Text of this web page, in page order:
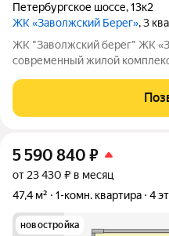
Петербургское шоссе,13к2
ЖК «Заволжский Берег», 3
ЖК "Заволжский берег" ЖК
современный жилой
состоящий из пятнадцати 8-
образуют три полузамкнутых
5 590 840 ₽
от 23 430 ₽ в месяц
47,4 м²
1-комн. квартира 4
новостройка